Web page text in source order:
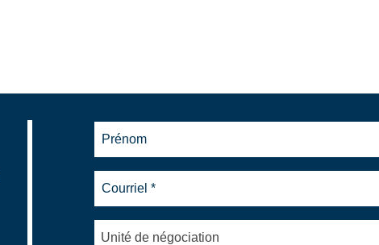
Unité de négociation